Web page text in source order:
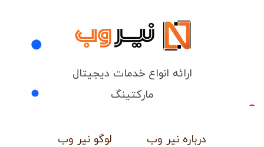
ارائه انواع خدمات دیجیتال
مارکتینگ
درباره نیر وب لوگو نیر وب